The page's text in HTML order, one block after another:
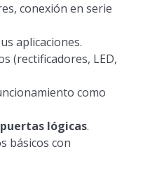
conexión en serie
aplicaciones.
(rectificadores, LED,
como
puertas lógicas.
básicos con